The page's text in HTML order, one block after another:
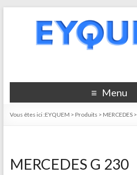
Menu
Vous êtes ici :EYQUEM > Produits > MERCEDES>
MERCEDES G 230